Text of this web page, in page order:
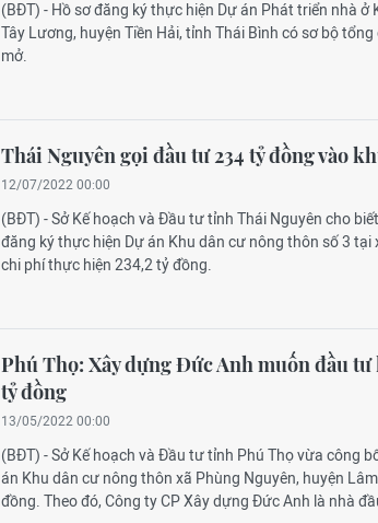
(BĐT) - Hồ sơ đăng ký thực hiện Dự án Phát triển nhà
Tây Lương, huyện Tiền Hải, tỉnh Thái Bình có sơ bộ
mở.
Thái Nguyên gọi đầu tư 234 tỷ đồng vào
12/07/2022 00:00
(BĐT) - Sở Kế hoạch và Đầu tư tỉnh Thái Nguyên cho
đăng ký thực hiện Dự án Khu dân cư nông thôn số 3 tại
chi phí thực hiện 234,2 tỷ đồng.
Phú Thọ: Xây dựng Đức Anh muốn đầu
tỷ đồng
13/05/2022 00:00
(BĐT) - Sở Kế hoạch và Đầu tư tỉnh Phú Thọ vừa công
án Khu dân cư nông thôn xã Phùng Nguyên, huyện
đồng. Theo đó, Công ty CP Xây dựng Đức Anh là nhà